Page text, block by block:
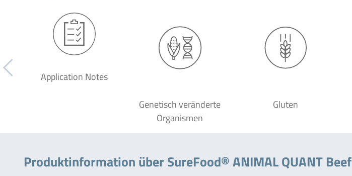
Application Notes
Genetisch veränderte
Organismen
Gluten
Produktinformation über SureFood® ANIMAL QUANT Beef